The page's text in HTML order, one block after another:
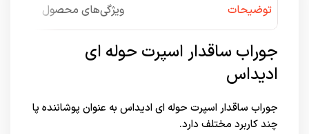
توضیحات ویژگی‌های محصول
جوراب ساقدار اسپرت حوله ای
ادیداس
جوراب ساقدار اسپرت حوله ای ادیداس به عنوان پوشاننده پا
چند کاربرد مختلف دارد.